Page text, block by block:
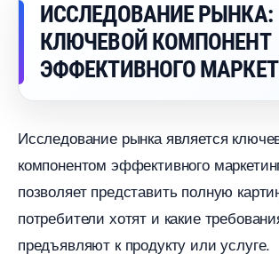
ИССЛЕДОВАНИЕ РЫНКА:
КЛЮЧЕВОЙ КОМПОНЕНТ
ЭФФЕКТИВНОГО
Исследование рынка является
компонентом эффективного
позволяет представить полную
потребители хотят и какие
предъявляют к продукту или услуге.